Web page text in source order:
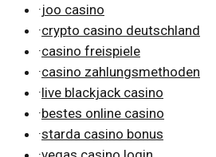
·joo casino
·crypto casino deutschland
·casino freispiele
·casino zahlungsmethoden
·live blackjack casino
·bestes online casino
·starda casino bonus